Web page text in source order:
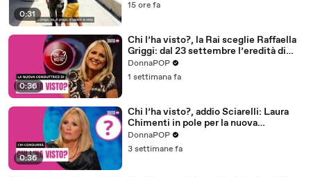
0:31
15 ore fa
0:36
Chi l’ha visto?, la Rai sceglie Raffaella
Griggi: dal 23 settembre l’eredità di
Federica Sciarelli
DonnaPOP
1 settimana fa
0:36
Chi l’ha visto?, addio Sciarelli: Laura
Chimenti in pole per la nuova
conduzione
DonnaPOP
3 settimane fa